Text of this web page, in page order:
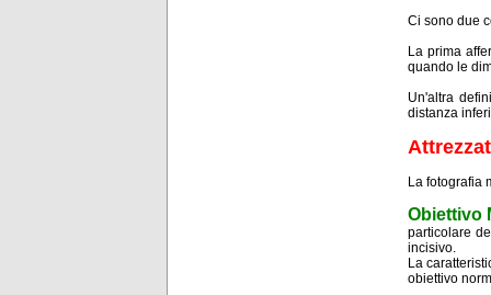
Ci sono due
La prima
quando le
Un'altra
distanza
La fotografia
Obiettivo
particolare
incisivo.
La
obiettivo